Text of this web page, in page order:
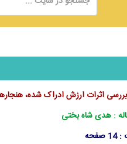
(بررسی اثرات ارزش ادراک شده،
: هدی شاه بختی